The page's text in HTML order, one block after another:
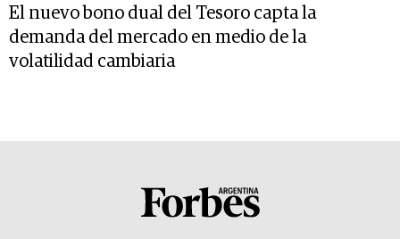
El nuevo bono dual del Tesoro capta la
demanda del mercado en medio de la
volatilidad cambiaria